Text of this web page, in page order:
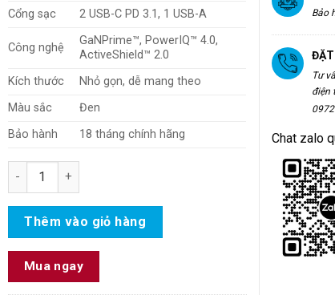
Cổng sạc 2 USB-C PD 3.1, 1 USB-A
Công nghệ
GaNPrime™, PowerIQ™ 4.0,
ActiveShield™ 2.0
Kích thước
Nhỏ gọn, dễ mang theo
Màu sắc
Đen
Bảo hành
18 tháng chính hãng
Củ Sạc Anker 120W A2148 – GaNPrime 3 Cổng, Sạc
Thêm vào giỏ hàng
Mua ngay
Bảo
ĐẶT
Tư
điện
Chat zalo